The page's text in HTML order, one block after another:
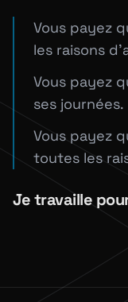
Vous payez
les raisons
Vous payez
ses journées.
Vous payez
toutes les
Je travaille